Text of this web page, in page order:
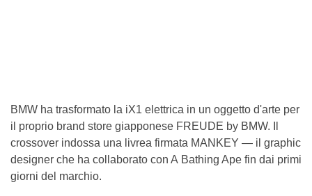
BMW ha trasformato la iX1 elettrica in un oggetto d'arte per
il proprio brand store giapponese FREUDE by BMW. Il
crossover indossa una livrea firmata MANKEY — il graphic
designer che ha collaborato con A Bathing Ape fin dai primi
giorni del marchio.